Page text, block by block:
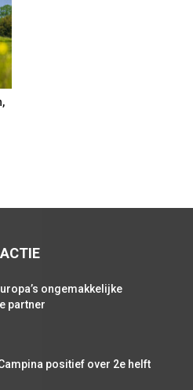
ongemakkelijke
partner
positief over 2e helft